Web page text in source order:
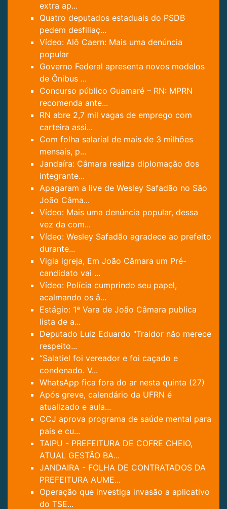
extra ap...
Quatro deputados estaduais do PSDB
pedem desfiliaç...
Vídeo: Alô Caern: Mais uma denúncia
popular
Governo Federal apresenta novos modelos
de Ônibus ...
Concurso público Guamaré – RN: MPRN
recomenda ante...
RN abre 2,7 mil vagas de emprego com
carteira assi...
Com folha salarial de mais de 3 milhões
mensais, p...
Jandaíra: Câmara realiza diplomação dos
integrante...
Apagaram a live de Wesley Safadão no São
João Câma...
Vídeo: Mais uma denúncia popular, dessa
vez da com...
Vídeo: Wesley Safadão agradece ao prefeito
durante...
Vigia igreja, Em João Câmara um Pré-
candidato vai ...
Vídeo: Polícia cumprindo seu papel,
acalmando os â...
Estágio: 1ª Vara de João Câmara publica
lista de a...
Deputado Luiz Eduardo "Traidor não merece
respeito...
“Salatiel foi vereador e foi caçado e
condenado. V...
WhatsApp fica fora do ar nesta quinta (27)
Após greve, calendário da UFRN é
atualizado e aula...
CCJ aprova programa de saúde mental para
pais e cu...
TAIPU - PREFEITURA DE COFRE CHEIO,
ATUAL GESTÃO BA...
JANDAIRA - FOLHA DE CONTRATADOS DA
PREFEITURA AUME...
Operação que investiga invasão a aplicativo
do TSE...